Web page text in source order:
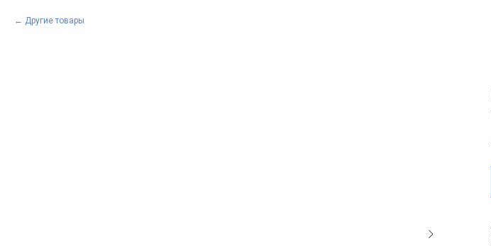
Другие товары